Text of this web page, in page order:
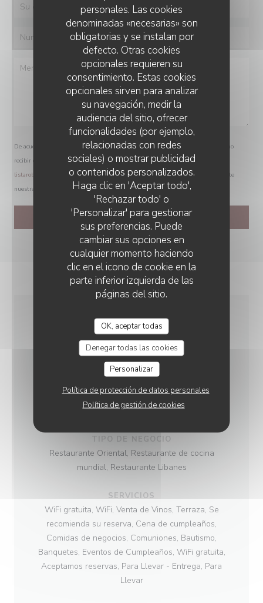
personales. Las cookies
denominadas «necesarias» son
obligatorias y se instalan por
defecto. Otras cookies
opcionales requieren su
consentimiento. Estas cookies
opcionales sirven para analizar
su navegación, medir la
audiencia del sitio, ofrecer
funcionalidades (por ejemplo,
relacionadas con redes
sociales) o mostrar publicidad
o contenidos personalizados.
Haga clic en 'Aceptar todo',
'Rechazar todo' o
'Personalizar' para gestionar
sus preferencias. Puede
cambiar sus opciones en
cualquier momento haciendo
clic en el icono de cookie en la
parte inferior izquierda de las
páginas del sitio.
OK, aceptar todas
Denegar todas las cookies
Personalizar
Política de protección de datos personales
Política de gestión de cookies
De acuerdo con la normativa de protección de datos, puede ejercer su derecho a no
recibir comunicaciones comerciales inscribiéndose en la Lista Robinson:
listarobinson.es
. Para más información sobre el tratamiento de sus datos, consulte
nuestra
política de privacidad.
INFORMACIÓN
GENERAL
Vegana, Vegetariana, Libanesa, , Cocina familiar,
Cocina del Mundo
TIPO DE NEGOCIO
Restaurante Oriental, Restaurante de cocina
mundial, Restaurante Libanes
SERVICIOS
WiFi gratuita, WiFi, Venta de Vinos, Terraza, Se
recomienda su reserva, Cena de cumpleaños,
Comidas de negocios, Comuniones, Bautismo,
Banquetes, Eventos de Cumpleaños, WiFi gratuita,
Aceptamos reservas, Para Llevar - Entrega, Para
Llevar